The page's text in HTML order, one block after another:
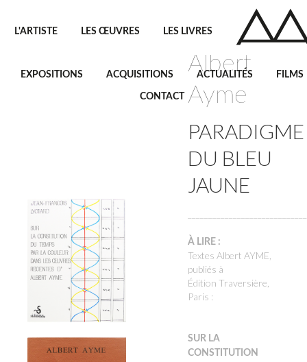
L'ARTISTE LES ŒUVRES LES LIVRES
EXPOSITIONS ACQUISITIONS ACTUALITÉS FILMS
CONTACT
Albert
Ayme
PARADIGME
DU BLEU
JAUNE
À LIRE :
Textes Albert AYME,
publiés à
Édition Traversière,
Paris :
SUR LA
CONSTITUTION